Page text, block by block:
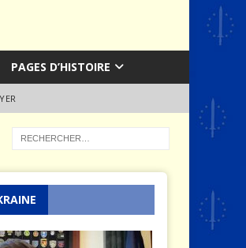
PAGES D’HISTOIRE